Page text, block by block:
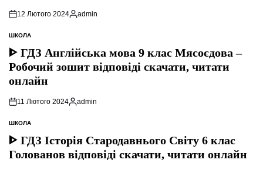
12 Лютого 2024
Опубліковано
admin
ОПУБЛІКУВАТИ
У
ШКОЛА
ᐈ ГДЗ Англійська мова 9 клас Мясоєдова –
Робочий зошит відповіді скачати, читати
онлайн
11 Лютого 2024
Опубліковано
admin
ОПУБЛІКУВАТИ
У
ШКОЛА
ᐈ ГДЗ Історія Стародавнього Свiту 6 клас
Голованов відповіді скачати, читати онлайн